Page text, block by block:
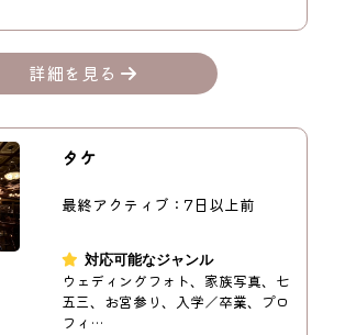
詳細を見る
タケ
最終アクティブ：7日以上前
対応可能なジャンル
ウェディングフォト、家族写真、七
五三、お宮参り、入学／卒業、プロ
フィ…